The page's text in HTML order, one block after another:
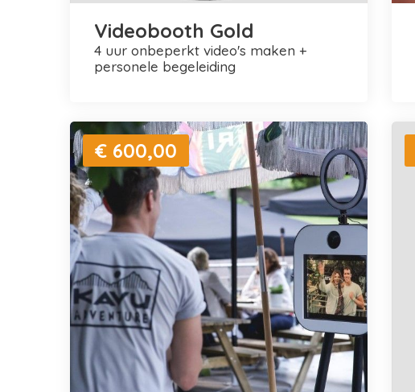
Videobooth Gold
4 uur onbeperkt video's maken +
personele begeleiding
€ 600,00